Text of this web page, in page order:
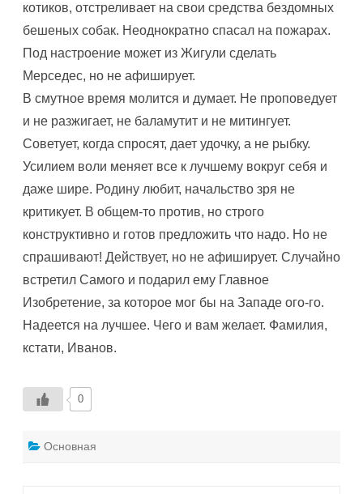
котиков, отстреливает на свои средства бездомных
бешеных собак. Неоднократно спасал на пожарах.
Под настроение может из Жигули сделать
Мерседес, но не афиширует.
В смутное время молится и думает. Не проповедует
и не разжигает, не баламутит и не митингует.
Советует, когда спросят, дает удочку, а не рыбку.
Усилием воли меняет все к лучшему вокруг себя и
даже шире. Родину любит, начальство зря не
критикует. В общем-то против, но строго
конструктивно и готов предложить что надо. Но не
спрашивают! Действует, но не афиширует. Случайно
встретил Самого и подарил ему Главное
Изобретение, за которое мог бы на Западе ого-го.
Надеется на лучшее. Чего и вам желает. Фамилия,
кстати, Иванов.
0
Основная